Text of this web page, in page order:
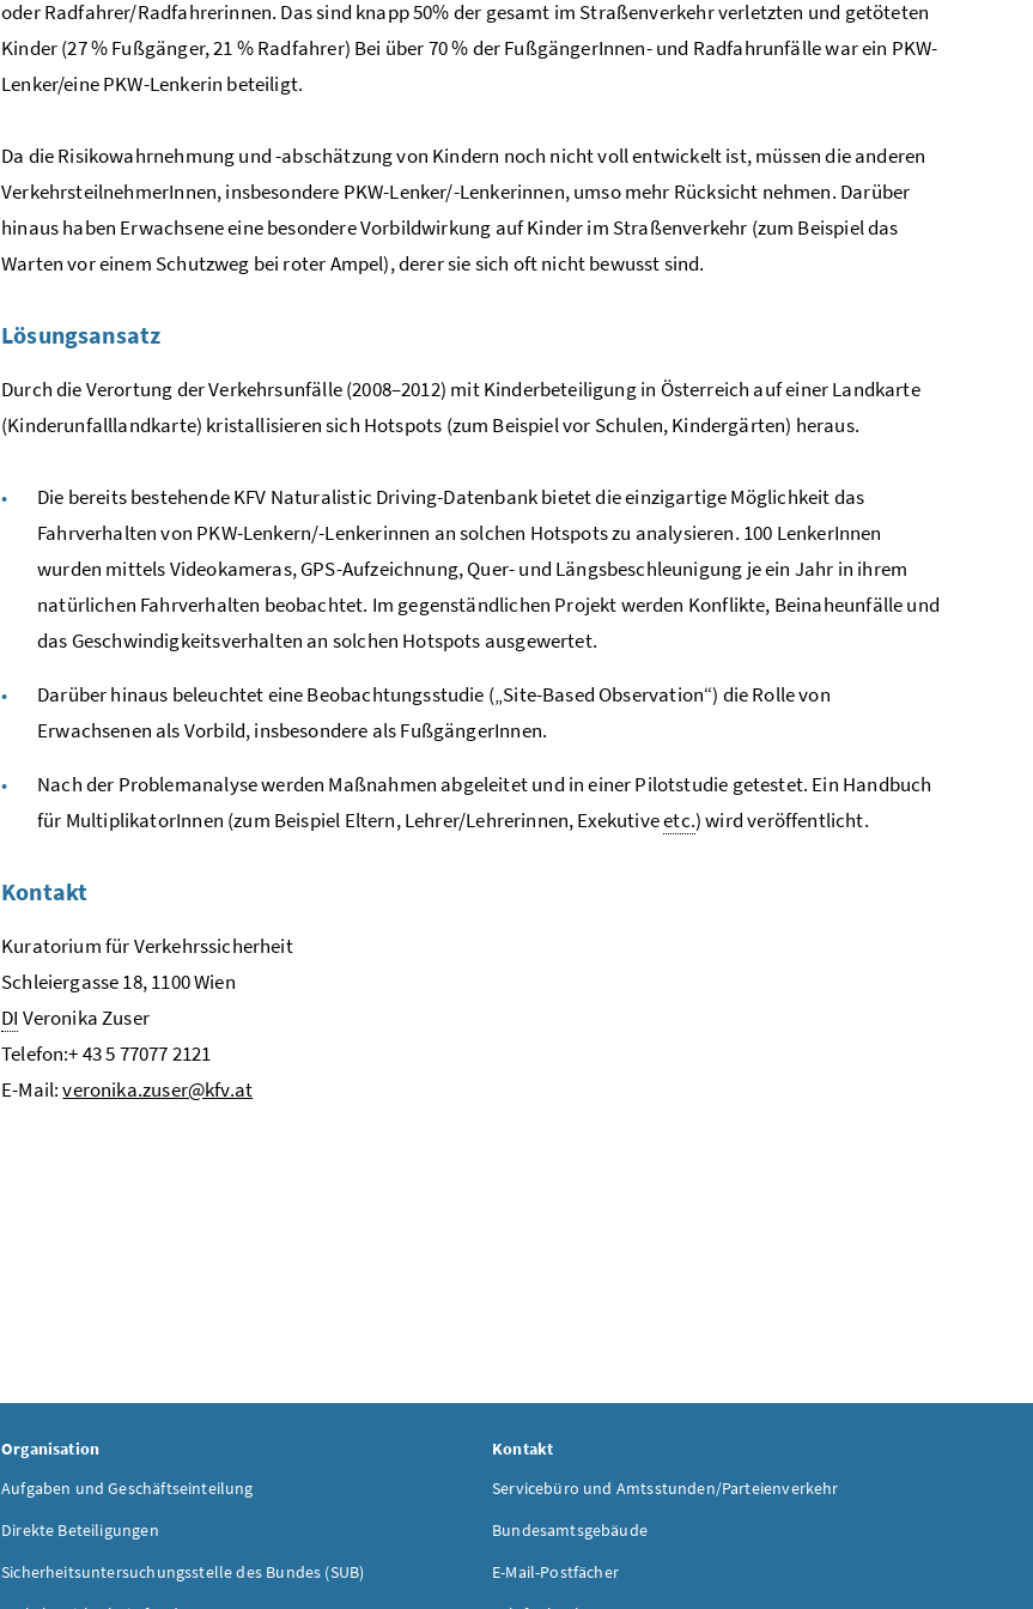
oder Radfahrer/Radfahrerinnen. Das sind knapp 50% der gesamt im Straßenverkehr verletzten und getöteten
Kinder (27 % Fußgänger, 21 % Radfahrer) Bei über 70 % der FußgängerInnen- und Radfahrunfälle war ein PKW-
Lenker/eine PKW-Lenkerin beteiligt.
Da die Risikowahrnehmung und -abschätzung von Kindern noch nicht voll entwickelt ist, müssen die anderen
VerkehrsteilnehmerInnen, insbesondere PKW-Lenker/-Lenkerinnen, umso mehr Rücksicht nehmen. Darüber
hinaus haben Erwachsene eine besondere Vorbildwirkung auf Kinder im Straßenverkehr (zum Beispiel das
Warten vor einem Schutzweg bei roter Ampel), derer sie sich oft nicht bewusst sind.
Lösungsansatz
Durch die Verortung der Verkehrsunfälle (2008–2012) mit Kinderbeteiligung in Österreich auf einer Landkarte
(Kinderunfalllandkarte) kristallisieren sich Hotspots (zum Beispiel vor Schulen, Kindergärten) heraus.
Die bereits bestehende KFV Naturalistic Driving-Datenbank bietet die einzigartige Möglichkeit das
Fahrverhalten von PKW-Lenkern/-Lenkerinnen an solchen Hotspotszu analysieren. 100 LenkerInnen
wurden mittels Videokameras, GPS-Aufzeichnung, Quer- und Längsbeschleunigung je ein Jahr in ihrem
natürlichen Fahrverhalten beobachtet. Im gegenständlichen Projekt werden Konflikte, Beinaheunfälle und
das Geschwindigkeitsverhalten an solchen Hotspots ausgewertet.
Darüber hinaus beleuchtet eine Beobachtungsstudie („Site-Based Observation“) die Rolle von
Erwachsenen als Vorbild, insbesondere als FußgängerInnen.
Nach der Problemanalyse werden Maßnahmen abgeleitet und in einer Pilotstudie getestet. Ein Handbuch
für MultiplikatorInnen (zum Beispiel Eltern, Lehrer/Lehrerinnen, Exekutiveetc.) wird veröffentlicht.
Kontakt
Kuratorium für Verkehrssicherheit
Schleiergasse 18, 1100 Wien
DI Veronika Zuser
Telefon:+ 43 5 77077 2121
E-Mail:veronika.zuser@kfv.at
Organisation
Aufgaben und Geschäftseinteilung
Direkte Beteiligungen
Sicherheitsuntersuchungsstelle des Bundes (SUB)
Kontakt
Servicebüro und Amtsstunden/Parteienverkehr
Bundesamtsgebäude
E-Mail-Postfächer